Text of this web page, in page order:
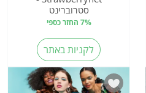
סטרוברינט
7% החזר כספי
לקניות באתר